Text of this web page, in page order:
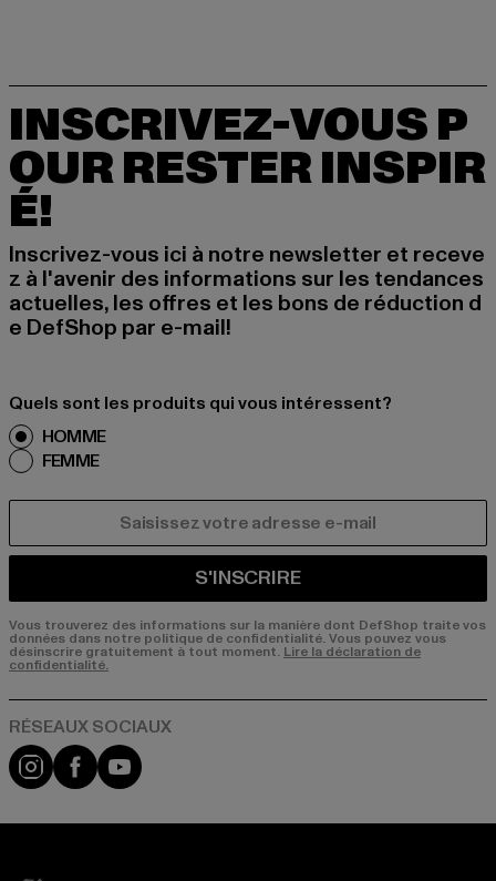
INSCRIVEZ-VOUS P
OUR RESTER INSPIR
É!
Inscrivez-vous ici à notre newsletter et receve
z à l'avenir des informations sur les tendances
actuelles, les offres et les bons de réduction d
e DefShop par e-mail!
Quels sont les produits qui vous intéressent?
HOMME
FEMME
S'INSCRIRE
Vous trouverez des informations sur la manière dont DefShop traite vos
données dans notre politique de confidentialité. Vous pouvez vous
désinscrire gratuitement à tout moment. Lire la déclaration de
confidentialité.
Visit our Instagram page:
Visit our Facebook page:
Visit our YouTube channel: